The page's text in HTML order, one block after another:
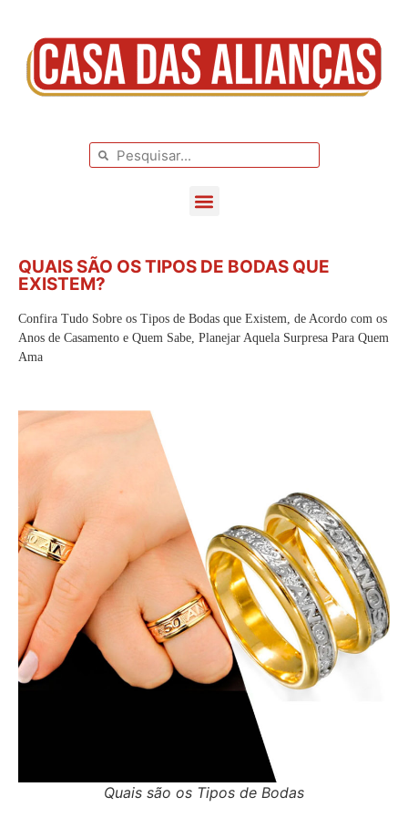
QUAIS SÃO OS TIPOS DE BODAS QUE
EXISTEM?
Confira Tudo Sobre os Tipos de Bodas que Existem, de Acordo com os
Anos de Casamento e Quem Sabe, Planejar Aquela Surpresa Para Quem
Ama
Quais são os Tipos de Bodas